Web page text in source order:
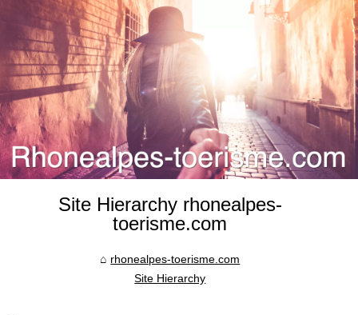
Site Hierarchy rhonealpes-
toerisme.com
rhonealpes-toerisme.com
Site Hierarchy